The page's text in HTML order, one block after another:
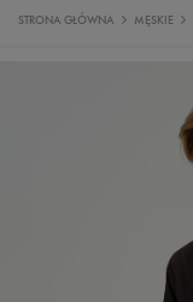
STRONA GŁÓWNA MĘSKIE